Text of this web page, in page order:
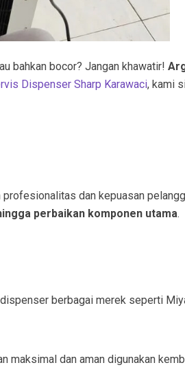
bahkan bocor? Jangan khawatir!
Dispenser Sharp Karawaci, kami
profesionalitas dan kepuasan
perbaikan komponen utama.
berbagai merek seperti
maksimal dan aman digunakan